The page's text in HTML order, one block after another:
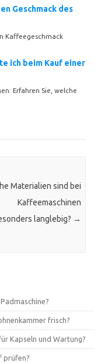
Geschmack des
Kaffeegeschmack
ich beim Kauf einer
Erfahren Sie, welche
Materialien sind bei
Kaffeemaschinen
langlebig? →
frisch?
Kapseln und Wartung?
prüfen?